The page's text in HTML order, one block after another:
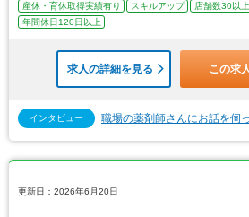
産休・育休取得実績有り
スキルアップ 店舗数30以上
年間休日120日以上
求人の詳細を見る この求
インタビュー 職場の薬剤師さんにお話を伺
更新日：2026年6月20日